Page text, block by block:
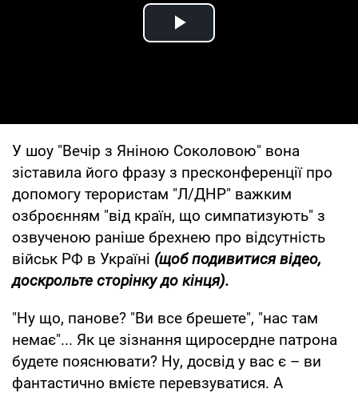
Play Video
У шоу "Вечір з Яніною Соколовою" вона
зіставила його фразу з пресконференції про
допомогу терористам "Л/ДНР" важким
озброєнням "від країн, що симпатизують" з
озвученою раніше брехнею про відсутність
військ РФ в Україні (щоб подивитися відео,
доскрольте сторінку до кінця).
"Ну що, панове? "Ви все брешете", "нас там
немає"... Як це зізнання щиросердне патрона
будете пояснювати? Ну, досвід у вас є – ви
фантастично вмієте перевзуватися. А